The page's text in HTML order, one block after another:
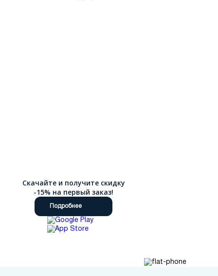
Скачайте и получите скидку
-15% на первый заказ!
Подробнее